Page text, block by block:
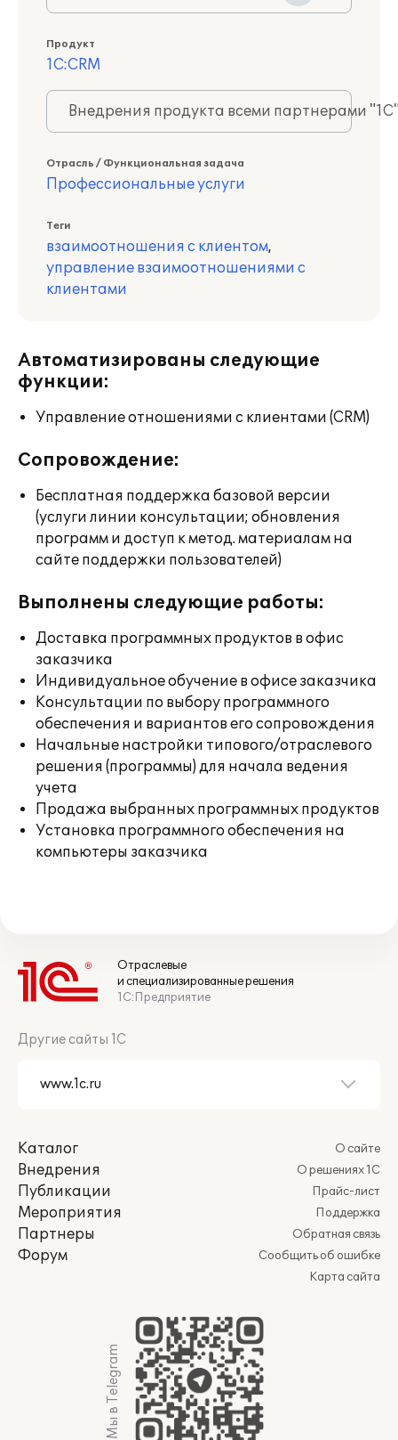
Продукт
1С:CRM
Внедрения продукта всеми партнерами
Отрасль / Функциональная задача
Профессиональные услуги
Теги
взаимоотношения с клиентом,
управление взаимоотношениями с
клиентами
Автоматизированы следующие
функции:
Управление отношениями с клиентами (CRM)
Сопровождение:
Бесплатная поддержка базовой версии
(услуги линии консультации; обновления
программ и доступ к метод. материалам на
сайте поддержки пользователей)
Выполнены следующие работы:
Доставка программных продуктов в офис
заказчика
Индивидуальное обучение в офисе заказчика
Консультации по выбору программного
обеспечения и вариантов его сопровождения
Начальные настройки типового/отраслевого
решения (программы) для начала ведения
учета
Продажа выбранных программных продуктов
Установка программного обеспечения на
компьютеры заказчика
Отраслевые
и специализированные решения
1С:Предприятие
Другие сайты 1С
Каталог
Внедрения
Публикации
Мероприятия
Партнеры
Форум
О сайте
О решениях 1С
Прайс-лист
Поддержка
Обратная связь
Сообщить об ошибке
Карта сайта
Мы в Telegram